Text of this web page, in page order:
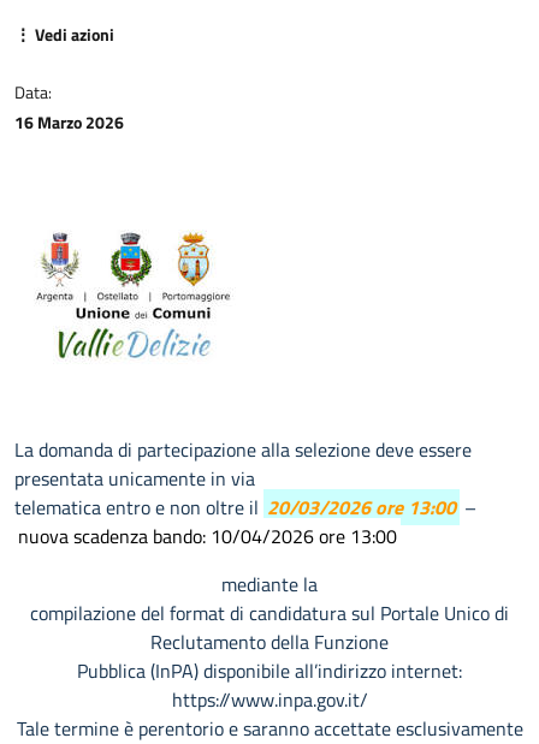
⋮ Vedi azioni
Data:
16 Marzo 2026
La domanda di partecipazione alla selezione deve essere
presentata unicamente in via
telematica entro e non oltre il 20/03/2026 ore 13:00 –
nuova scadenza bando: 10/04/2026 ore 13:00
mediante la
compilazione del format di candidatura sul Portale Unico di
Reclutamento della Funzione
Pubblica (InPA) disponibile all’indirizzo internet:
https://www.inpa.gov.it/
Tale termine è perentorio e saranno accettate esclusivamente